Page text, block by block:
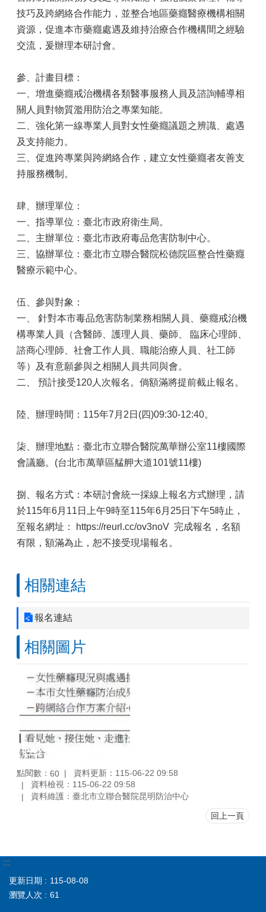
技巧及跨網絡合作能力，並整合地區藥癮醫療機構相關
資源，促進本市藥癮處遇及維持治療合作機構間之經驗
交流，爰辦理本研討會。
參、計畫目標：
一、增進藥癮戒治機構各類醫事服務人員及諮詢輔導相
關人員對物質濫用防治之專業知能。
二、強化第一線專業人員對女性藥癮議題之辨識、處遇
及支持能力。
三、促進跨專業與跨網絡合作，建立女性藥癮者友善支
持服務機制。
肆、辦理單位：
一、指導單位：臺北市政府衛生局。
二、主辦單位：臺北市政府毒品危害防制中心。
三、協辦單位：臺北市立聯合醫院松德院區整合性藥癮
醫療示範中心。
伍、參與對象：
一、 針對本市毒品危害防制業務相關人員、藥癮戒治機
構專業人員（含醫師、護理人員、藥師、 臨床心理師、
諮商心理師、社會工作人員、職能治療人員、社工師
等）及有意願參與之相關人員共同與會。
二、 預計接受120人次報名。倘額滿將提前截止報名。
陸、辦理時間：115年7月2日(四)09:30-12:40。
柒、辦理地點：臺北市立聯合醫院萬華辦公室11樓國際
會議廳。(台北市萬華區艋舺大道101號11樓)
捌、報名方式：本研討會統一採線上報名方式辦理，請
於115年6月11日上午9時至115年6月25日下午5時止，
至報名網址： https://reurl.cc/ov3noV 完成報名，名額
有限，額滿為止，恕不接受現場報名。
相關連結
報名連結
相關圖片
點閱數： 60
資料更新：115-06-22 09:58
資料檢視：115-06-22 09:58
資料維護：臺北市立聯合醫院昆明防治中心
回上一頁
:::
更新日期
115-08-08
瀏覽人次
61